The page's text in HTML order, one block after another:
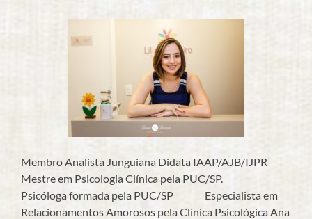
Membro Analista Junguiana Didata IAAP/AJB/IJPR
Mestre em Psicologia Clínica pela PUC/SP.
Psicóloga formada pela PUC/SP Especialista em
Relacionamentos Amorosos pela Clínica Psicológica Ana